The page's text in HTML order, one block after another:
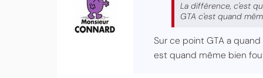
La différence, c'est
GTA c'est quand
Sur ce point GTA a
est quand même bien